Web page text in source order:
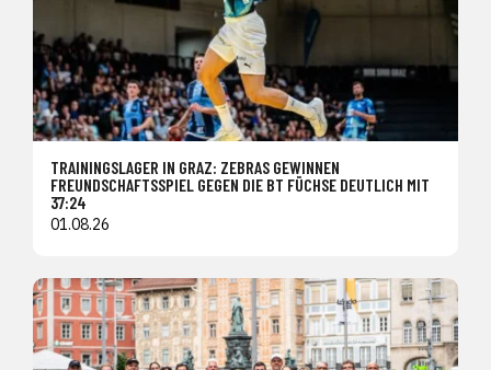
TRAININGSLAGER IN GRAZ: ZEBRAS GEWINNEN
FREUNDSCHAFTSSPIEL GEGEN DIE BT FÜCHSE DEUTLICH MIT
37:24
01.08.26